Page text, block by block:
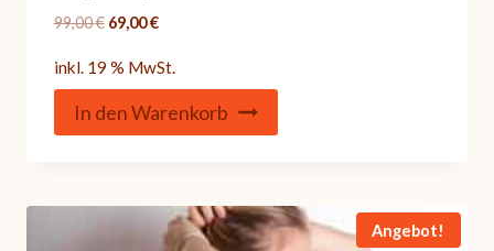
99,00€ Ursprünglicher
war:
69,00€Aktueller
ist:
inkl. 19 % MwSt.
In den Warenkorb
Angebot!